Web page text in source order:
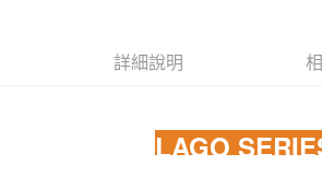
詳細說明
LAGO